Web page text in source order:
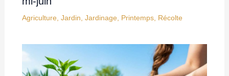
Agriculture Jardin Jardinage Printemps, Récolte